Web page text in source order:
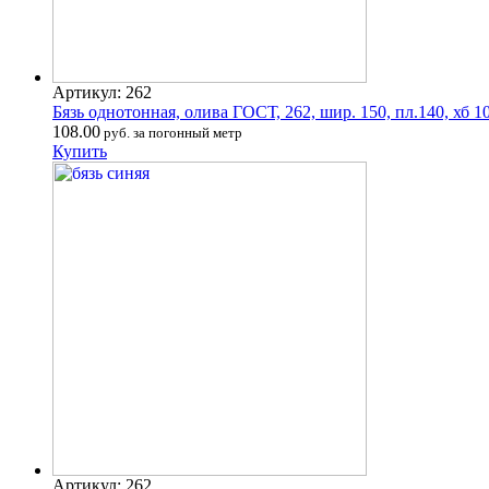
Артикул: 262
Бязь однотонная, олива ГОСТ, 262, шир. 150, пл.140, хб
108.00 руб. за погонный метр
Купить
Артикул: 262